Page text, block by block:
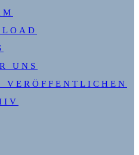
UNS
VERÖFFENTLICHEN